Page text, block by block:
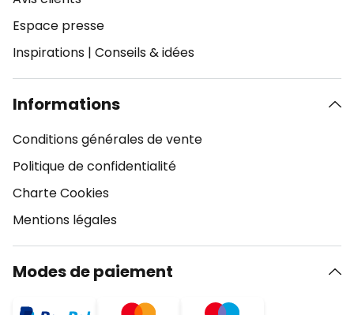
Espace presse
Inspirations | Conseils & idées
Informations
Conditions générales de vente
Politique de confidentialité
Charte Cookies
Mentions légales
Modes de paiement